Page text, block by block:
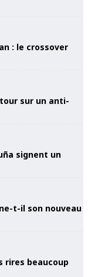
: le crossover
sur un anti-
signent un
t-il son nouveau
rires beaucoup